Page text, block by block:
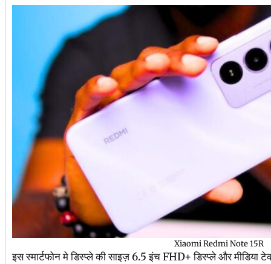
Xiaomi Redmi Note 15R
इस स्मार्टफोन मे डिस्प्ले की साइज़ 6.5 इंच FHD+ डिस्प्ले और मीडिया